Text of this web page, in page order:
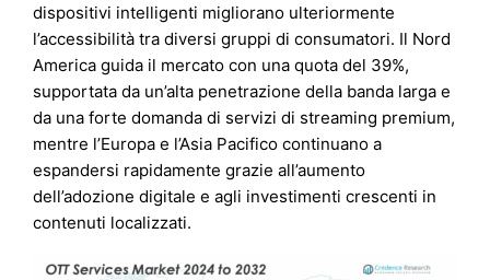
dispositivi intelligenti migliorano ulteriormente
l’accessibilità tra diversi gruppi di consumatori. Il Nord
America guida il mercato con una quota del 39%,
supportata da un’alta penetrazione della banda larga e
da una forte domanda di servizi di streaming premium,
mentre l’Europa e l’Asia Pacifico continuano a
espandersi rapidamente grazie all’aumento
dell’adozione digitale e agli investimenti crescenti in
contenuti localizzati.